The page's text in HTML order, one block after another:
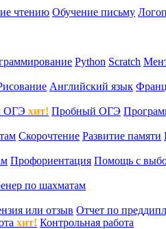
чтению Обучение письму
Python Scratch
Английский язык
ОГЭ хит! Пробный ОГЭ
Скорочтение Развитие памяти
Профориентация Помощь с
по шахматам
или отзыв Отчет по
хит! Контрольная работа